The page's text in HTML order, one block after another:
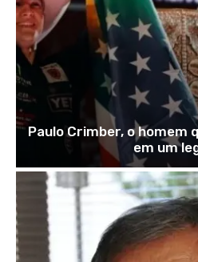
Paulo Crimber, o
em um